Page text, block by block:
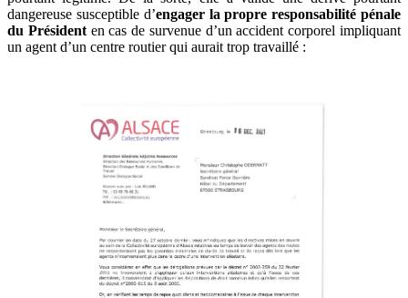
dangereuse susceptible d’engager la propre responsabilité pénale
du Présidenten cas de survenue d’un accident corporel impliquant
un agent d’un centre routier qui aurait trop travaillé :